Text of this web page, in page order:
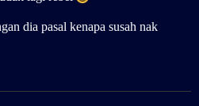
dia pasal kenapa susah nak